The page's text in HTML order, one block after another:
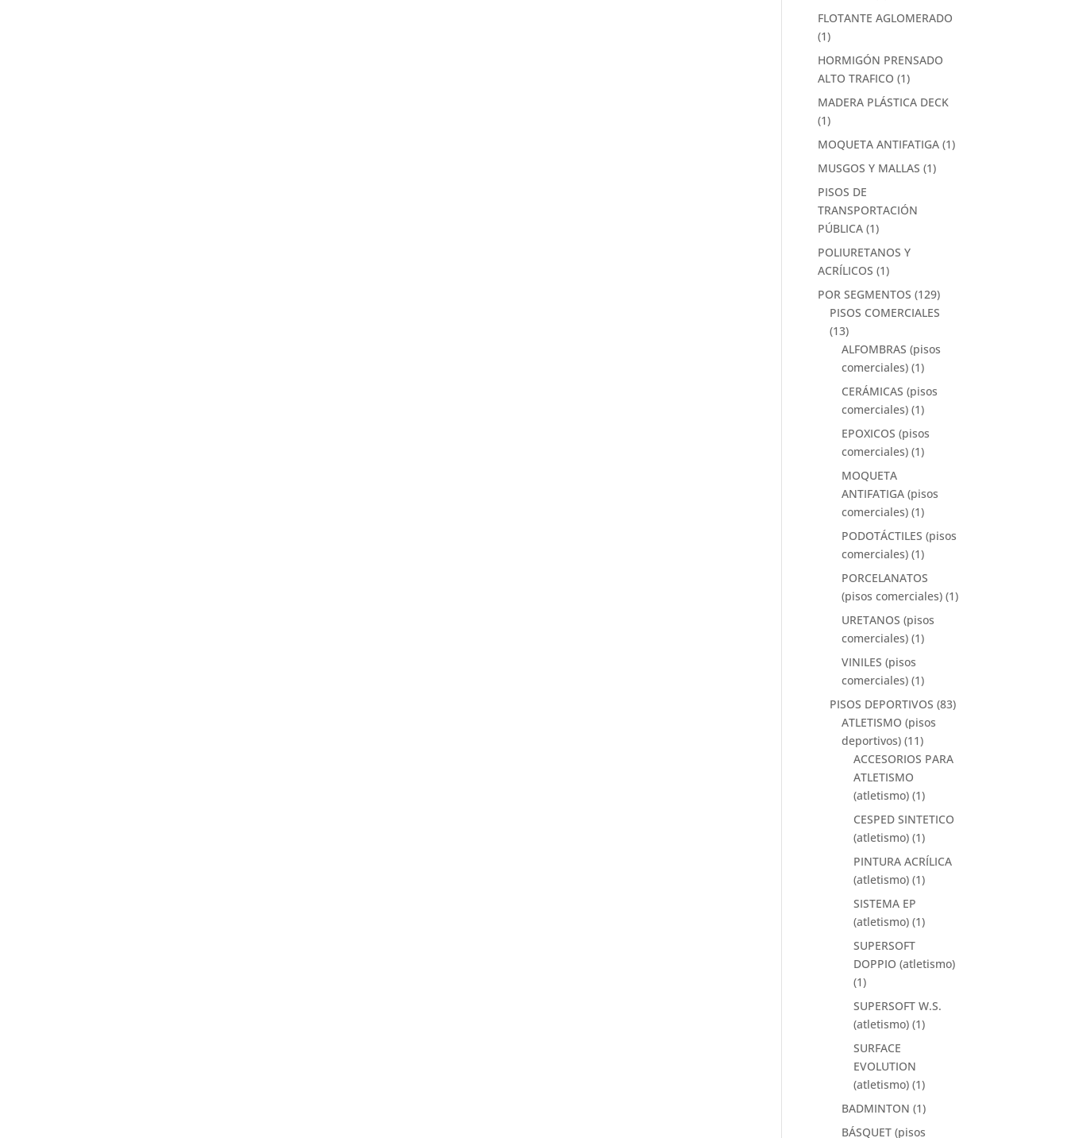
FLOTANTE AGLOMERADO
(1)
HORMIGÓN PRENSADO
ALTO TRAFICO (1)
MADERA PLÁSTICA DECK
(1)
MOQUETA ANTIFATIGA (1)
MUSGOS Y MALLAS (1)
PISOS DE
TRANSPORTACIÓN
PÚBLICA (1)
POLIURETANOS Y
ACRÍLICOS (1)
POR SEGMENTOS (129)
PISOS COMERCIALES
(13)
ALFOMBRAS (pisos
comerciales) (1)
CERÁMICAS (pisos
comerciales) (1)
EPOXICOS (pisos
comerciales) (1)
MOQUETA
ANTIFATIGA (pisos
comerciales) (1)
PODOTÁCTILES (pisos
comerciales) (1)
PORCELANATOS
(pisos comerciales) (1)
URETANOS (pisos
comerciales) (1)
VINILES (pisos
comerciales) (1)
PISOS DEPORTIVOS (83)
ATLETISMO (pisos
deportivos) (11)
ACCESORIOS PARA
ATLETISMO
(atletismo) (1)
CESPED SINTETICO
(atletismo) (1)
PINTURA ACRÍLICA
(atletismo) (1)
SISTEMA EP
(atletismo) (1)
SUPERSOFT
DOPPIO (atletismo)
(1)
SUPERSOFT W.S.
(atletismo) (1)
SURFACE
EVOLUTION
(atletismo) (1)
BADMINTON (1)
BÁSQUET (pisos